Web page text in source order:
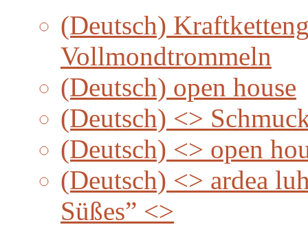
(Deutsch)
Vollmondtrommeln
(Deutsch) open house
(Deutsch) <>
(Deutsch) <> open
(Deutsch) <> ardea
Süßes” <>